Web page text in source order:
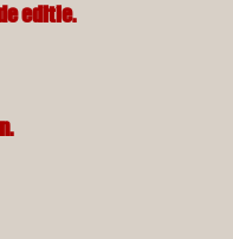
editie.